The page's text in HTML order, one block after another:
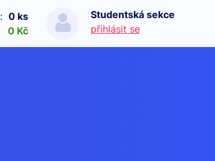
0 ks
0 Kč
Studentská sekce
přihlásit se